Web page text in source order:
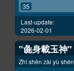
35
Last-update:
2026-02-01
"彘身載玉神"
Zhì shēn zài yù shén